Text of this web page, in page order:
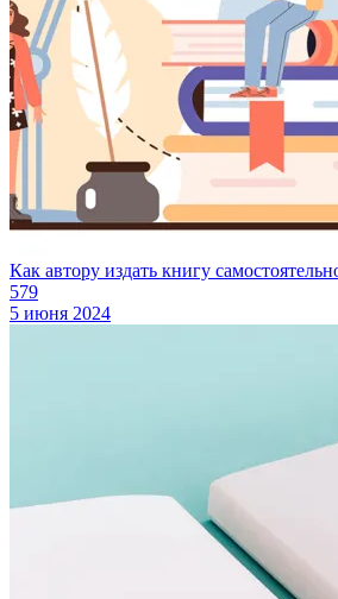
Как автору издать книгу
579
5 июня 2024